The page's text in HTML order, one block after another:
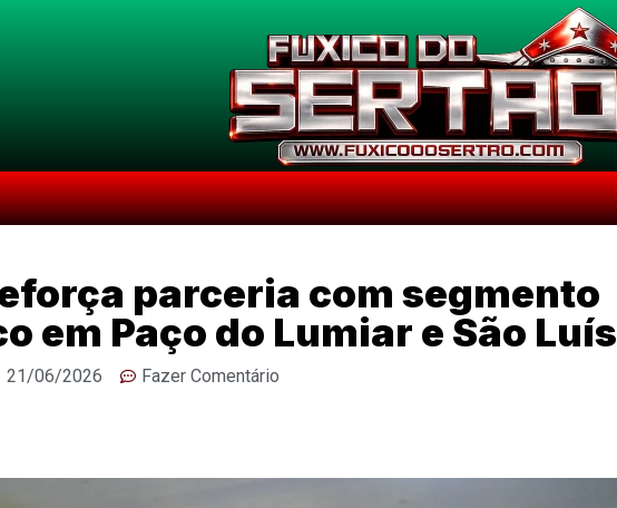
parceria com segmento
em Paço do Lumiar e São Luís
21/06/2026 Fazer Comentário